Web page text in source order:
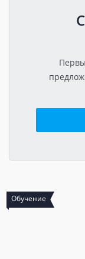
Обучение